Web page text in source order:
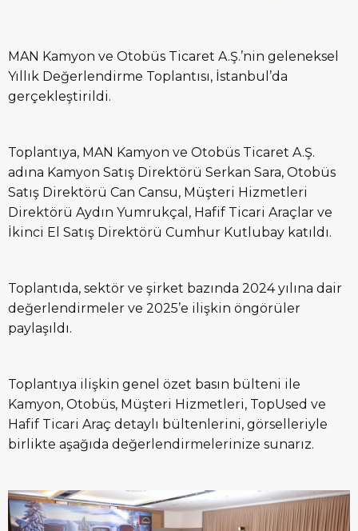
MAN Kamyon ve Otobüs Ticaret A.Ş.’nin geleneksel
Yıllık Değerlendirme Toplantısı, İstanbul’da
gerçekleştirildi.
Toplantıya, MAN Kamyon ve Otobüs Ticaret A.Ş.
adına Kamyon Satış Direktörü Serkan Sara, Otobüs
Satış Direktörü Can Cansu, Müşteri Hizmetleri
Direktörü Aydın Yumrukçal, Hafif Ticari Araçlar ve
İkinci El Satış Direktörü Cumhur Kutlubay katıldı.
Toplantıda, sektör ve şirket bazında 2024 yılına dair
değerlendirmeler ve 2025’e ilişkin öngörüler
paylaşıldı.
Toplantıya ilişkin genel özet basın bülteni ile
Kamyon, Otobüs, Müşteri Hizmetleri, TopUsed ve
Hafif Ticari Araç detaylı bültenlerini, görselleriyle
birlikte aşağıda değerlendirmelerinize sunarız.